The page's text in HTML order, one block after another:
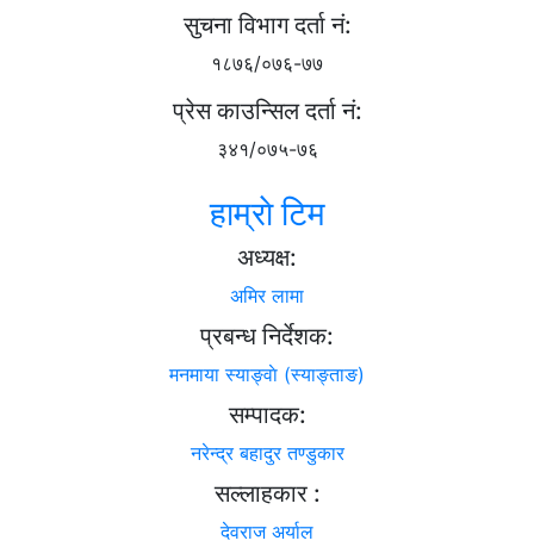
सुचना विभाग दर्ता नं:
१८७६/०७६-७७
प्रेस काउन्सिल दर्ता नं:
३४१/०७५-७६
हाम्राे टिम
अध्यक्ष:
अमिर लामा
प्रबन्ध निर्देशक:
मनमाया स्याङ्वाे (स्याङ्ताङ)
सम्पादक:
नरेन्द्र बहादुर तण्डुकार
सल्लाहकार :
देवराज अर्याल